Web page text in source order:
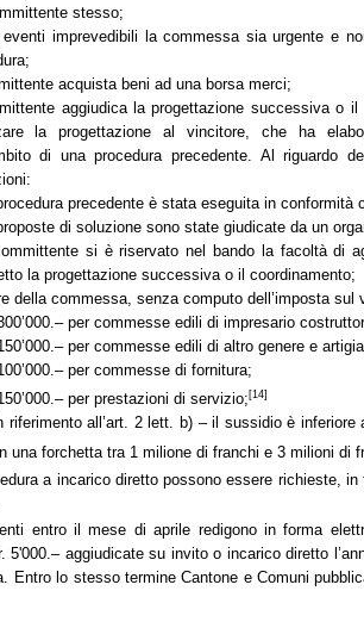
stesso;
imprevedibili la commessa sia urgente e
acquista beni ad una borsa merci;
aggiudica la progettazione successiva o il
la progettazione al vincitore, che ha
di una procedura precedente. Al riguardo
precedente è stata eseguita in
di soluzione sono state giudicate da un
si è riservato nel bando la facoltà di
la progettazione successiva o il coordinamento;
della commessa, senza computo dell’imposta sul
–per commesse edili di impresario
–per commesse edili di altro genere e
–per commesse di fornitura;
–per prestazioni di servizio;[14]
riferimento all’art. 2 lett. b) – il sussidio è
una forchetta tra 1 milione di franchi e 3 milioni di
a incarico diretto possono essere richieste,
entro il mese di aprile redigono in forma
5'000.– aggiudicate su invito o incarico diretto
Entro lo stesso termine Cantone e Comuni